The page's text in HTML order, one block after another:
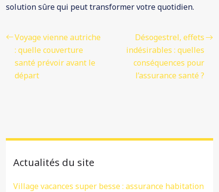
solution sûre qui peut transformer votre quotidien.
Voyage vienne autriche
: quelle couverture
santé prévoir avant le
départ
Désogestrel, effets
indésirables : quelles
conséquences pour
l’assurance santé ?
Actualités du site
Village vacances super besse : assurance habitation